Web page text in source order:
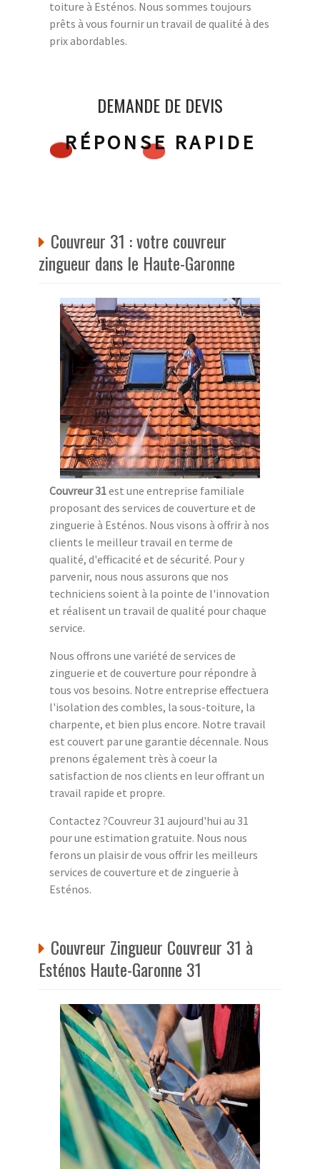
toiture à Esténos. Nous sommes toujours
prêts à vous fournir un travail de qualité à des
prix abordables.
DEMANDE DE DEVIS
RÉPONSE RAPIDE
Couvreur 31 : votre couvreur
zingueur dans le Haute-Garonne
Couvreur 31est une entreprise familiale
proposant des services de couverture et de
zinguerie à Esténos. Nous visons à offrir à nos
clients le meilleur travail en terme de
qualité, d'efficacité et de sécurité. Pour y
parvenir, nous nous assurons que nos
techniciens soient à la pointe de l'innovation
et réalisent un travail de qualité pour chaque
service.
Nous offrons une variété de services de
zinguerie et de couverture pour répondre à
tous vos besoins. Notre entreprise effectuera
l'isolation des combles, la sous-toiture, la
charpente, et bien plus encore. Notre travail
est couvert par une garantie décennale. Nous
prenons également très à coeur la
satisfaction de nos clients en leur offrant un
travail rapide et propre.
Contactez ?Couvreur 31 aujourd'hui au 31
pour une estimation gratuite. Nous nous
ferons un plaisir de vous offrir les meilleurs
services de couverture et de zinguerie à
Esténos.
Couvreur Zingueur Couvreur 31 à
Esténos Haute-Garonne 31